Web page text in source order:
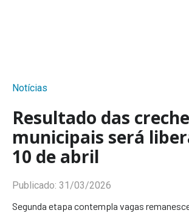
Notícias
Resultado das
municipais será
10 de abril
Publicado: 31/03/2026
Segunda etapa contempla vagas